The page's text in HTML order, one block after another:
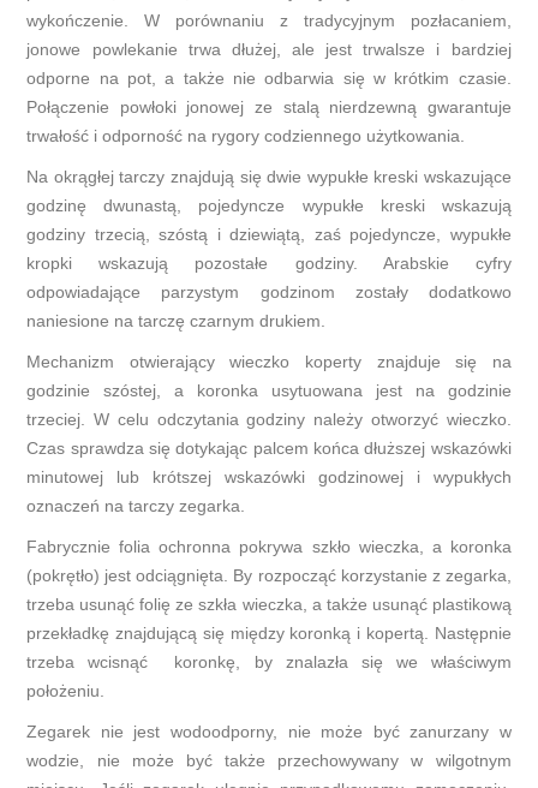
wykończenie. W porównaniu z tradycyjnym pozłacaniem,
jonowe powlekanie trwa dłużej, ale jest trwalsze i bardziej
odporne na pot, a także nie odbarwia się w krótkim czasie.
Połączenie powłoki jonowej ze stalą nierdzewną gwarantuje
trwałość i odporność na rygory codziennego użytkowania.
Na okrągłej tarczy znajdują się dwie wypukłe kreski wskazujące
godzinę dwunastą, pojedyncze wypukłe kreski wskazują
godziny trzecią, szóstą i dziewiątą, zaś pojedyncze, wypukłe
kropki wskazują pozostałe godziny. Arabskie cyfry
odpowiadające parzystym godzinom zostały dodatkowo
naniesione na tarczę czarnym drukiem.
Mechanizm otwierający wieczko koperty znajduje się na
godzinie szóstej, a koronka usytuowana jest na godzinie
trzeciej. W celu odczytania godziny należy otworzyć wieczko.
Czas sprawdza się dotykając palcem końca dłuższej wskazówki
minutowej lub krótszej wskazówki godzinowej i wypukłych
oznaczeń na tarczy zegarka.
Fabrycznie folia ochronna pokrywa szkło wieczka, a koronka
(pokrętło) jest odciągnięta. By rozpocząć korzystanie z zegarka,
trzeba usunąć folię ze szkła wieczka, a także usunąć plastikową
przekładkę znajdującą się między koronką i kopertą. Następnie
trzeba wcisnąć koronkę, by znalazła się we właściwym
położeniu.
Zegarek nie jest wodoodporny, nie może być zanurzany w
wodzie, nie może być także przechowywany w wilgotnym